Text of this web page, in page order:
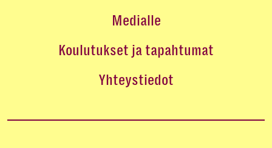
Medialle
Koulutukset ja tapahtumat
Yhteystiedot